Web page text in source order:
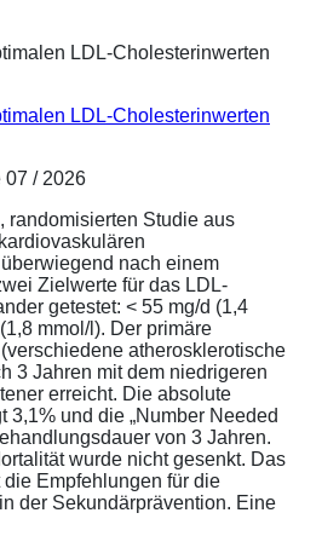
LDL-Cholesterinwerten
07 / 2026
randomisierten Studie aus
nach einem
Zielwerte für das LDL-
getestet: < 55 mg/d (1,4
mmol/l). Der primäre
atherosklerotische
3 Jahren mit dem niedrigeren
erreicht. Die absolute
3,1% und die „Number Needed
von 3 Jahren.
wurde nicht gesenkt. Das
Empfehlungen für die
der Sekundärprävention. Eine